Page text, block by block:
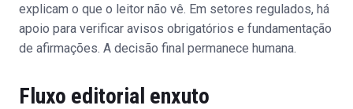
explicam o que o leitor não vê. Em setores regulados, há
apoio para verificar avisos obrigatórios e fundamentação
de afirmações. A decisão final permanece humana.
Fluxo editorial enxuto